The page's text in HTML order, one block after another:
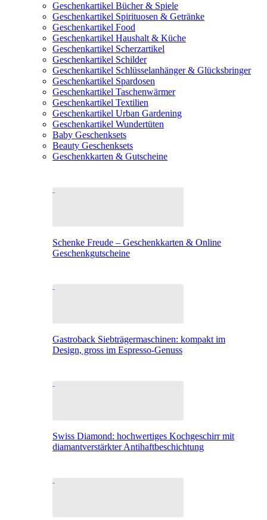
Geschenkartikel Bücher & Spiele
Geschenkartikel Spirituosen & Getränke
Geschenkartikel Food
Geschenkartikel Haushalt & Küche
Geschenkartikel Scherzartikel
Geschenkartikel Schilder
Geschenkartikel Schlüsselanhänger & Glücksbringer
Geschenkartikel Spardosen
Geschenkartikel Taschenwärmer
Geschenkartikel Textilien
Geschenkartikel Urban Gardening
Geschenkartikel Wundertüten
Baby Geschenksets
Beauty Geschenksets
Geschenkkarten & Gutscheine
Schenke Freude – Geschenkkarten & Online
Geschenkgutscheine
Gastroback Siebträgermaschinen: kompakt im
Design, gross im Espresso-Genuss
Swiss Diamond: hochwertiges Kochgeschirr mit
diamantverstärkter Antihaftbeschichtung